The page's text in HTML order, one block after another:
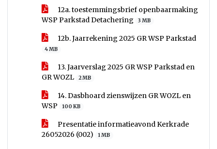
12a. toestemmingsbrief openbaarmaking
WSP Parkstad Detachering
3 MB
12b. Jaarrekening 2025 GR WSP Parkstad
4 MB
13. Jaarverslag 2025 GR WSP Parkstad en
GR WOZL
2 MB
14. Dasbhoard zienswijzen GR WOZL en
WSP
100 KB
Presentatie informatieavond Kerkrade
26052026 (002)
1 MB